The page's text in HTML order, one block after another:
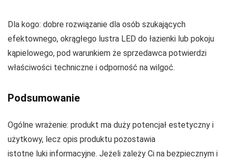
Dla kogo: dobre rozwiązanie dla osób szukających
efektownego, okrągłego lustra LED do łazienki lub pokoju
kąpielowego, pod warunkiem że sprzedawca potwierdzi
właściwości techniczne i odporność na wilgoć.
Podsumowanie
Ogólne wrażenie: produkt ma duży potencjał estetyczny i
użytkowy, lecz opis produktu pozostawia
istotne luki informacyjne. Jeżeli zależy Ci na bezpiecznym i